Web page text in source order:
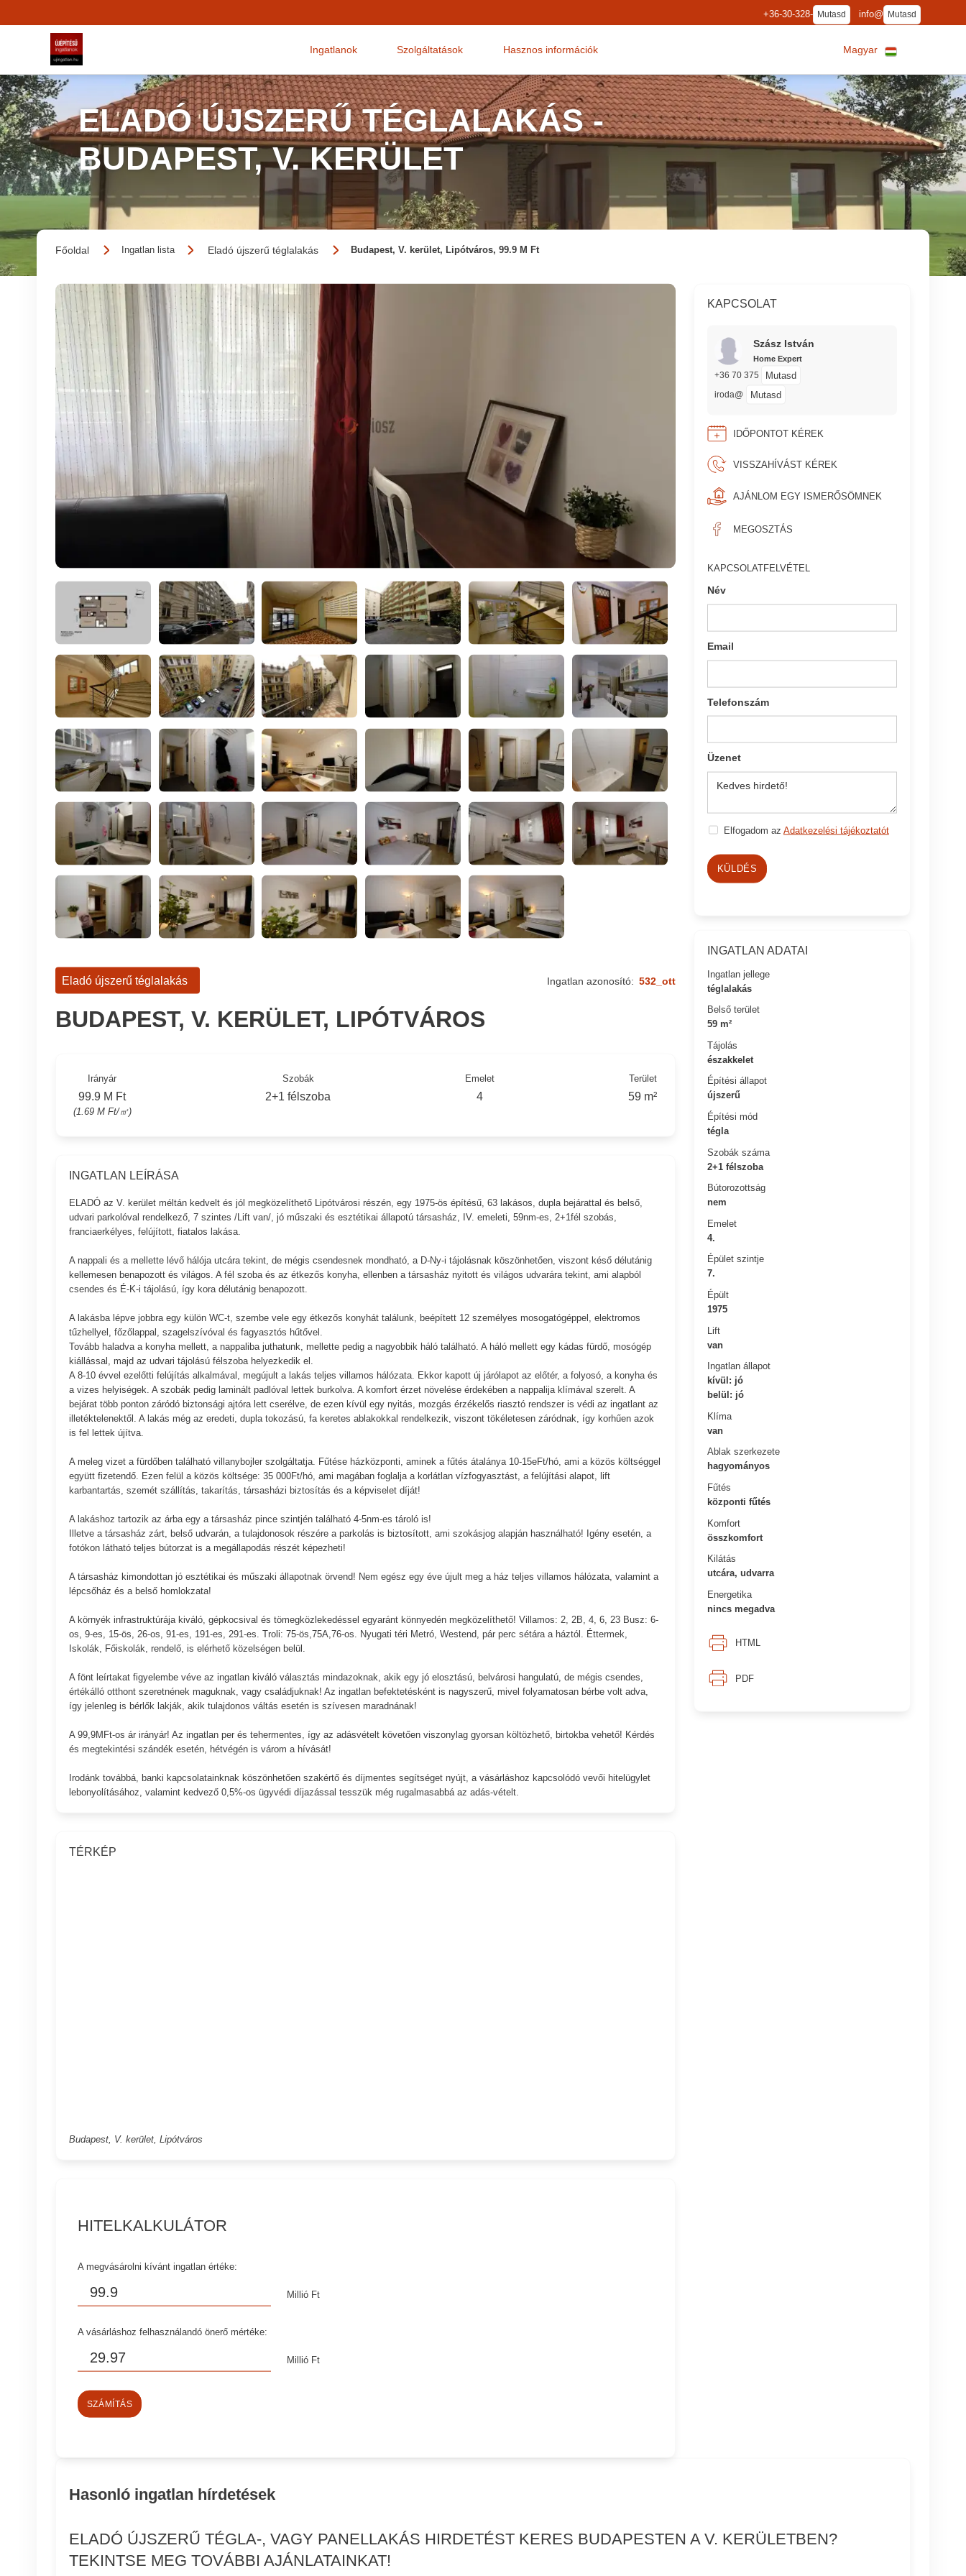
+36-30-328- Mutasd info@ Mutasd
Ingatlanok Szolgáltatások Hasznos információk Magyar
ELADÓ ÚJSZERŰ TÉGLALAKÁS -
BUDAPEST, V. KERÜLET
Főoldal Ingatlan lista Eladó újszerű téglalakás Budapest, V. kerület, Lipótváros, 99.9 M Ft
KAPCSOLAT
Szász István
Home Expert
+36 70 375 Mutasd
iroda@ Mutasd
IDŐPONTOT KÉREK
VISSZAHÍVÁST KÉREK
AJÁNLOM EGY ISMERŐSÖMNEK
MEGOSZTÁS
KAPCSOLATFELVÉTEL
Név
Email
Telefonszám
Üzenet
Elfogadom az Adatkezelési tájékoztatót
KÜLDÉS
INGATLAN ADATAI
Ingatlan jellege
téglalakás
Belső terület
59 m²
Tájolás
északkelet
Építési állapot
újszerű
Építési mód
tégla
Szobák száma
2+1 félszoba
Bútorozottság
nem
Emelet
4.
Épület szintje
7.
Épült
1975
Lift
van
Ingatlan állapot
kívül: jó
belül: jó
Klíma
van
Ablak szerkezete
hagyományos
Fűtés
központi fűtés
Komfort
összkomfort
Kilátás
utcára, udvarra
Energetika
nincs megadva
HTML
PDF
Eladó újszerű téglalakás Ingatlan azonosító: 532_ott
BUDAPEST, V. KERÜLET, LIPÓTVÁROS
Irányár
99.9 M Ft
(1.69 M Ft/㎡)
Szobák
2+1 félszoba
Emelet
4
Terület
59 m²
INGATLAN LEÍRÁSA
ELADÓ az V. kerület méltán kedvelt és jól megközelíthető Lipótvárosi részén, egy 1975-ös építésű, 63 lakásos, dupla bejárattal és belső,
udvari parkolóval rendelkező, 7 szintes /Lift van/, jó műszaki és esztétikai állapotú társasház, IV. emeleti, 59nm-es, 2+1fél szobás,
franciaerkélyes, felújított, fiatalos lakása.
A nappali és a mellette lévő hálója utcára tekint, de mégis csendesnek mondható, a D-Ny-i tájolásnak köszönhetően, viszont késő délutánig
kellemesen benapozott és világos. A fél szoba és az étkezős konyha, ellenben a társasház nyitott és világos udvarára tekint, ami alapból
csendes és É-K-i tájolású, így kora délutánig benapozott.
A lakásba lépve jobbra egy külön WC-t, szembe vele egy étkezős konyhát találunk, beépített 12 személyes mosogatógéppel, elektromos
tűzhellyel, főzőlappal, szagelszívóval és fagyasztós hűtővel.
Tovább haladva a konyha mellett, a nappaliba juthatunk, mellette pedig a nagyobbik háló található. A háló mellett egy kádas fürdő, mosógép
kiállással, majd az udvari tájolású félszoba helyezkedik el.
A 8-10 évvel ezelőtti felújítás alkalmával, megújult a lakás teljes villamos hálózata. Ekkor kapott új járólapot az előtér, a folyosó, a konyha és
a vizes helyiségek. A szobák pedig laminált padlóval lettek burkolva. A komfort érzet növelése érdekében a nappalija klímával szerelt. A
bejárat több ponton záródó biztonsági ajtóra lett cserélve, de ezen kívül egy nyitás, mozgás érzékelős riasztó rendszer is védi az ingatlant az
illetéktelenektől. A lakás még az eredeti, dupla tokozású, fa keretes ablakokkal rendelkezik, viszont tökéletesen záródnak, így korhűen azok
is fel lettek újítva.
A meleg vizet a fürdőben található villanybojler szolgáltatja. Fűtése házközponti, aminek a fűtés átalánya 10-15eFt/hó, ami a közös költséggel
együtt fizetendő. Ezen felül a közös költsége: 35 000Ft/hó, ami magában foglalja a korlátlan vízfogyasztást, a felújítási alapot, lift
karbantartás, szemét szállítás, takarítás, társasházi biztosítás és a képviselet díját!
A lakáshoz tartozik az árba egy a társasház pince szintjén található 4-5nm-es tároló is!
Illetve a társasház zárt, belső udvarán, a tulajdonosok részére a parkolás is biztosított, ami szokásjog alapján használható! Igény esetén, a
fotókon látható teljes bútorzat is a megállapodás részét képezheti!
A társasház kimondottan jó esztétikai és műszaki állapotnak örvend! Nem egész egy éve újult meg a ház teljes villamos hálózata, valamint a
lépcsőház és a belső homlokzata!
A környék infrastruktúrája kiváló, gépkocsival és tömegközlekedéssel egyaránt könnyedén megközelíthető! Villamos: 2, 2B, 4, 6, 23 Busz: 6-
os, 9-es, 15-ös, 26-os, 91-es, 191-es, 291-es. Troli: 75-ös,75A,76-os. Nyugati téri Metró, Westend, pár perc sétára a háztól. Éttermek,
Iskolák, Főiskolák, rendelő, is elérhető közelségen belül.
A fönt leírtakat figyelembe véve az ingatlan kiváló választás mindazoknak, akik egy jó elosztású, belvárosi hangulatú, de mégis csendes,
értékálló otthont szeretnének maguknak, vagy családjuknak! Az ingatlan befektetésként is nagyszerű, mivel folyamatosan bérbe volt adva,
így jelenleg is bérlők lakják, akik tulajdonos váltás esetén is szívesen maradnának!
A 99,9MFt-os ár irányár! Az ingatlan per és tehermentes, így az adásvételt követően viszonylag gyorsan költözhető, birtokba vehető! Kérdés
és megtekintési szándék esetén, hétvégén is várom a hívását!
Irodánk továbbá, banki kapcsolatainknak köszönhetően szakértő és díjmentes segítséget nyújt, a vásárláshoz kapcsolódó vevői hitelügylet
lebonyolításához, valamint kedvező 0,5%-os ügyvédi díjazással tesszük még rugalmasabbá az adás-vételt.
TÉRKÉP
Budapest, V. kerület, Lipótváros
HITELKALKULÁTOR
A megvásárolni kívánt ingatlan értéke:
Millió Ft
A vásárláshoz felhasználandó önerő mértéke:
Millió Ft
SZÁMÍTÁS
Hasonló ingatlan hírdetések
ELADÓ ÚJSZERŰ TÉGLA-, VAGY PANELLAKÁS HIRDETÉST KERES BUDAPESTEN A V. KERÜLETBEN?
TEKINTSE MEG TOVÁBBI AJÁNLATAINKAT!